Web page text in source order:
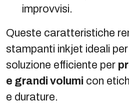
improvvisi.
Queste caratteristiche
stampanti inkjet ideali
soluzione efficiente per
e grandi volumi con
e durature.